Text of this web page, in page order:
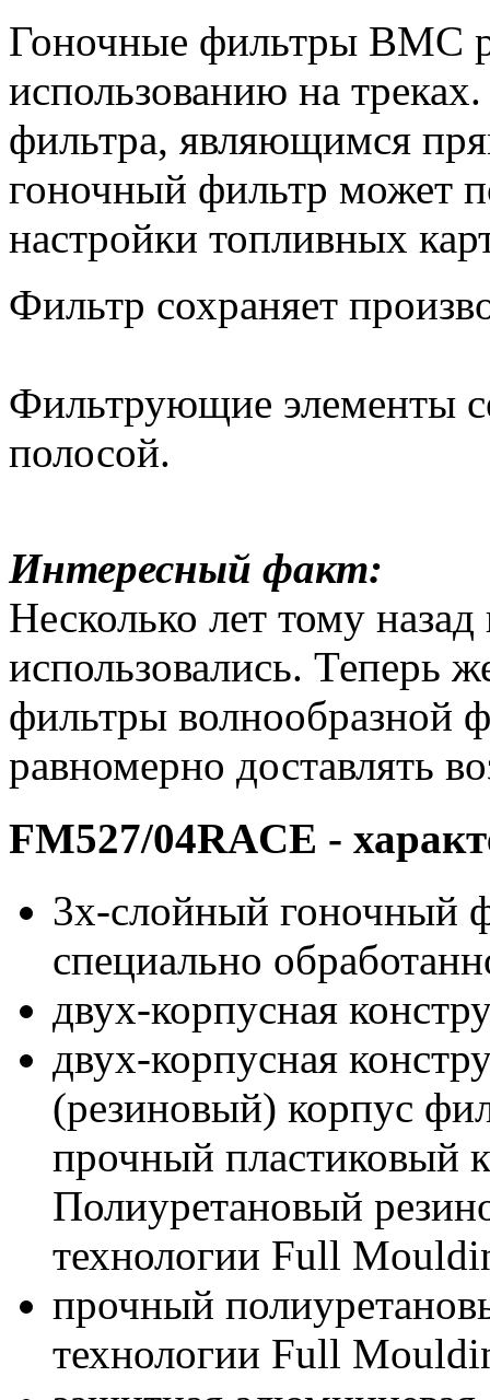
Гоночные фильтры BMC
использованию на
фильтра, являющимся
гоночный фильтр может
настройки топливных
Фильтр сохраняет
Фильтрующие элементы
полосой.
Интересный факт:
Несколько лет тому
использовались. Теперь
фильтры волнообразной
равномерно доставлять
FM527/04RACE -
3х-слойный гоночный
специально
двух-корпусная
двух-корпусная
(резиновый) корпус
прочный пластиковый
Полиуретановый
технологии Full
прочный
технологии Full